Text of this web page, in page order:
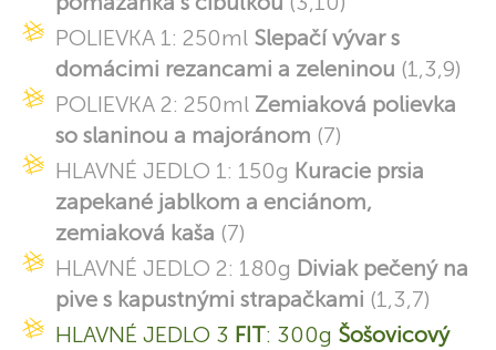
POLIEVKA 1: 250ml Slepačí vývar s
domácimi rezancami a zeleninou (1,3,9)
POLIEVKA 2: 250ml Zemiaková polievka
so slaninou a majoránom (7)
HLAVNÉ JEDLO 1: 150g Kuracie prsia
zapekané jablkom a enciánom,
zemiaková kaša (7)
HLAVNÉ JEDLO 2: 180g Diviak pečený na
pive s kapustnými strapačkami (1,3,7)
HLAVNÉ JEDLO 3 FIT: 300g Šošovicový